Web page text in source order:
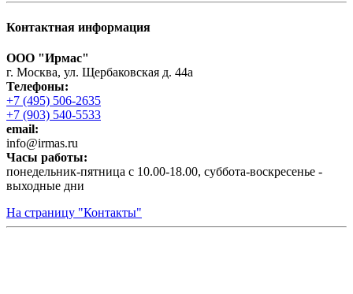
Контактная информация
ООО "Ирмас"
г. Москва, ул. Щербаковская д. 44а
Телефоны:
+7 (495) 506-2635
+7 (903) 540-5533
email:
infо@irmas.ru
Часы работы:
понедельник-пятница с 10.00-18.00, суббота-воскресенье -
выходные дни
На страницу "Контакты"